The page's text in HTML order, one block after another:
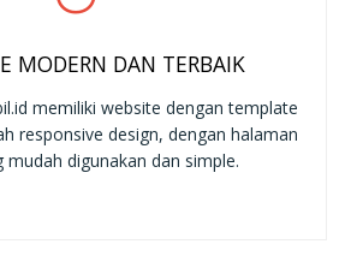
MODERN DAN TERBAIK
memiliki website dengan template
responsive design, dengan halaman
mudah digunakan dan simple.